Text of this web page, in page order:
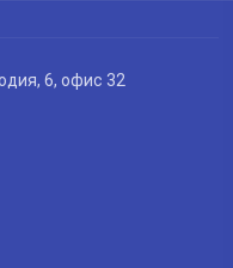
6, офис 32